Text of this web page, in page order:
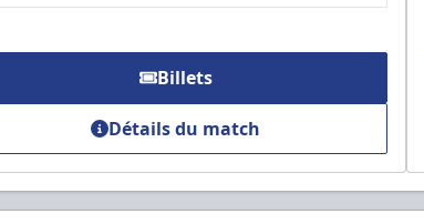
Billets
Détails du match